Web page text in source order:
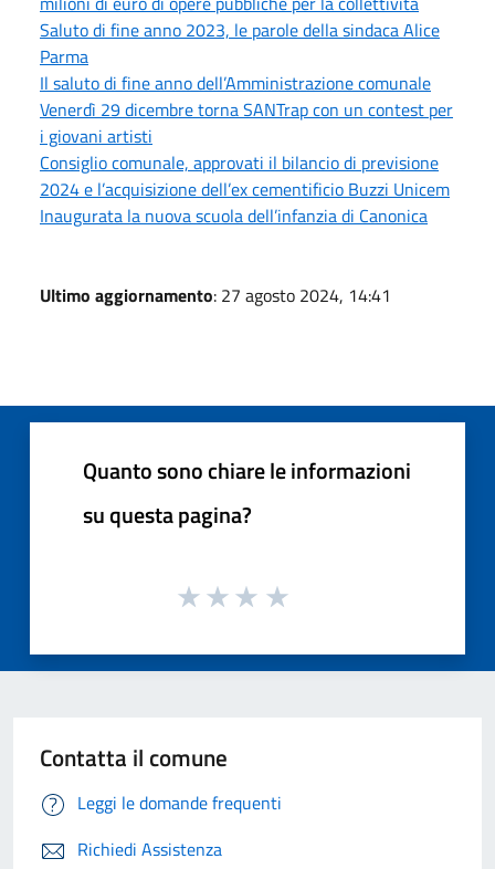
Saluto di fine anno 2023, le parole della sindaca Alice
Parma
Il saluto di fine anno dell’Amministrazione comunale
Venerdì 29 dicembre torna SANTrap con un contest per
i giovani artisti
Consiglio comunale, approvati il bilancio di previsione
2024 e l’acquisizione dell’ex cementificio Buzzi Unicem
Inaugurata la nuova scuola dell’infanzia di Canonica
Ultimo aggiornamento: 27 agosto 2024, 14:41
Quanto sono chiare le informazioni
su questa pagina?
Contatta il comune
Leggi le domande frequenti
Richiedi Assistenza